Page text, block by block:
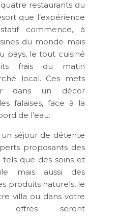
restaurants du
que l’expérience
commence, à
du monde mais
pays, le tout cuisiné
frais du matin
local. Ces mets
dans un décor
falaises, face à la
de l’eau.
un séjour de détente
proposants des
tels que des soins et
mais aussi des
produits naturels, le
villa ou dans votre
offres seront